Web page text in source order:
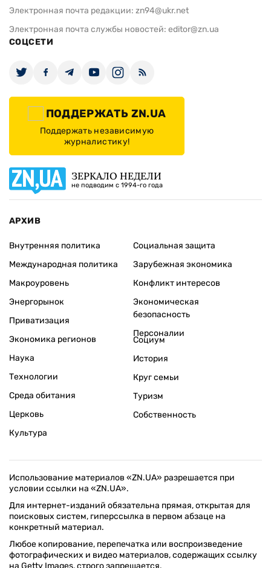
Электронная почта редакции: zn94@ukr.net
Электронная почта службы новостей: editor@zn.ua
СОЦСЕТИ
ПОДДЕРЖАТЬ ZN.UA
Поддержать независимую
журналистику!
ЗЕРКАЛО НЕДЕЛИ
не подводим с 1994-го года
АРХИВ
Внутренняя политика
Международная политика
Макроуровень
Энергорынок
Приватизация
Экономика регионов
Социальная защита
Зарубежная экономика
Конфликт интересов
Экономическая
безопасность
Персоналии
Наука
Технологии
Среда обитания
Церковь
Культура
Социум
История
Круг семьи
Туризм
Собственность
Использование материалов «ZN.UA» разрешается при
условии ссылки на «ZN.UA».
Для интернет-изданий обязательна прямая, открытая для
поисковых систем, гиперссылка в первом абзаце на
конкретный материал.
Любое копирование, перепечатка или воспроизведение
фотографических и видео материалов, содержащих ссылку
на Getty Images, строго запрещается.